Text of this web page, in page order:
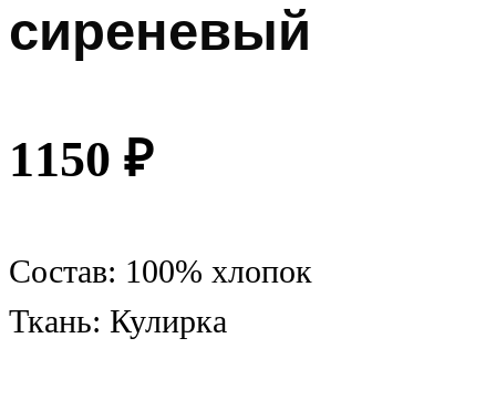
сиреневый
1150 ₽
Состав: 100% хлопок
Ткань: Кулирка